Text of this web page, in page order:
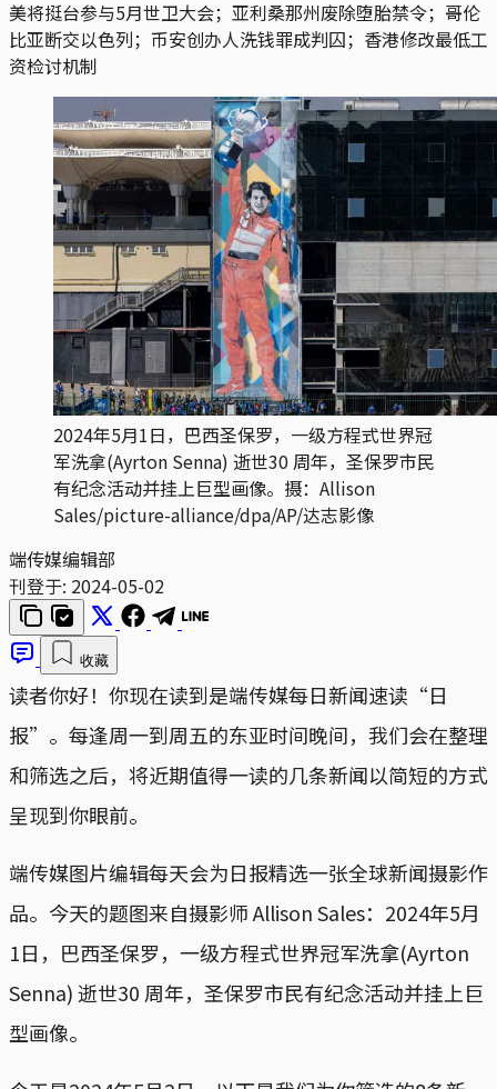
美将挺台参与5月世卫大会；亚利桑那州废除堕胎禁令；哥伦
比亚断交以色列；币安创办人洗钱罪成判囚；香港修改最低工
资检讨机制
2024年5月1日，巴西圣保罗，一级方程式世界冠
军洗拿(Ayrton Senna) 逝世30 周年，圣保罗市民
有纪念活动并挂上巨型画像。摄：Allison
Sales/picture-alliance/dpa/AP/达志影像
端传媒编辑部
刊登于: 2024-05-02
收藏
读者你好！你现在读到是端传媒每日新闻速读“日
报”。每逢周一到周五的东亚时间晚间，我们会在整理
和筛选之后，将近期值得一读的几条新闻以简短的方式
呈现到你眼前。
端传媒图片编辑每天会为日报精选一张全球新闻摄影作
品。今天的题图来自摄影师 Allison Sales：2024年5月
1日，巴西圣保罗，一级方程式世界冠军洗拿(Ayrton
Senna) 逝世30 周年，圣保罗市民有纪念活动并挂上巨
型画像。